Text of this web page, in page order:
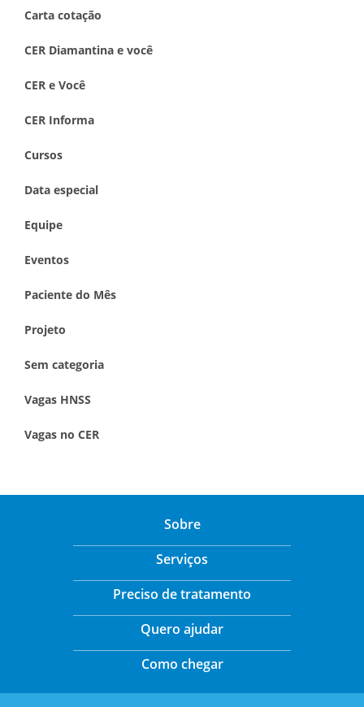
Carta cotação
CER Diamantina e você
CER e Você
CER Informa
Cursos
Data especial
Equipe
Eventos
Paciente do Mês
Projeto
Sem categoria
Vagas HNSS
Vagas no CER
Sobre
Serviços
Preciso de tratamento
Quero ajudar
Como chegar